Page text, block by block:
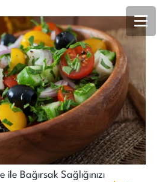
Bağırsak Sağlığınızı